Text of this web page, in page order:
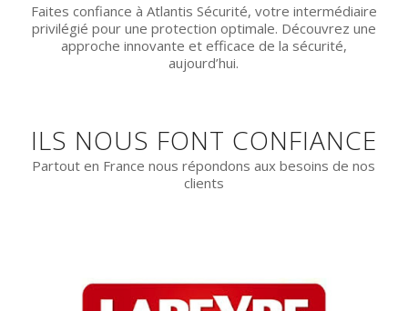
Faites confiance à Atlantis Sécurité, votre intermédiaire
privilégié pour une protection optimale. Découvrez une
approche innovante et efficace de la sécurité,
aujourd’hui.
ILS NOUS FONT CONFIANCE
Partout en France nous répondons aux besoins de nos
clients